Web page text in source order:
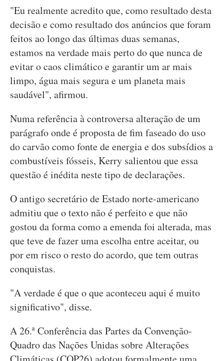
"Eu realmente acredito que, como resultado desta
decisão e como resultado dos anúncios que foram
feitos ao longo das últimas duas semanas,
estamos na verdade mais perto do que nunca de
evitar o caos climático e garantir um ar mais
limpo, água mais segura e um planeta mais
saudável", afirmou.
Numa referência à controversa alteração de um
parágrafo onde é proposta de fim faseado do uso
do carvão como fonte de energia e dos subsídios a
combustíveis fósseis, Kerry salientou que essa
questão é inédita neste tipo de declarações.
O antigo secretário de Estado norte-americano
admitiu que o texto não é perfeito e que não
gostou da forma como a emenda foi alterada, mas
que teve de fazer uma escolha entre aceitar, ou
por em risco o resto do acordo, que tem outras
conquistas.
"A verdade é que o que aconteceu aqui é muito
significativo", disse.
A 26.ª Conferência das Partes da Convenção-
Quadro das Nações Unidas sobre Alterações